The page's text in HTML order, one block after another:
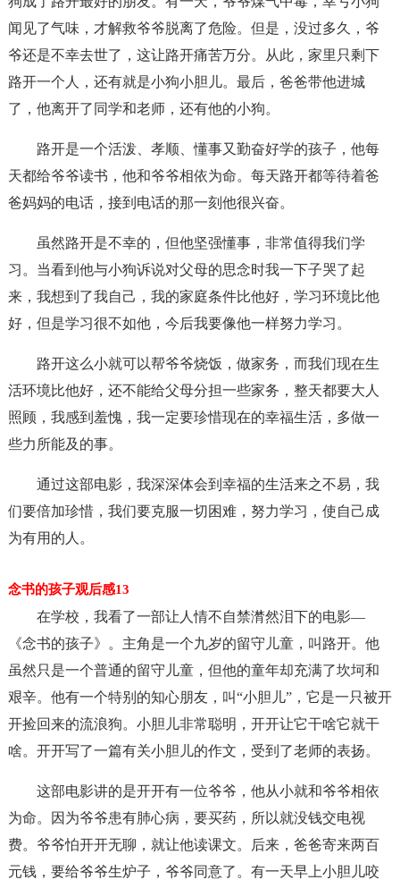
闻见了气味，才解救爷爷脱离了危险。但是，没过多久，爷
爷还是不幸去世了，这让路开痛苦万分。从此，家里只剩下
路开一个人，还有就是小狗小胆儿。最后，爸爸带他进城
了，他离开了同学和老师，还有他的小狗。
路开是一个活泼、孝顺、懂事又勤奋好学的孩子，他每
天都给爷爷读书，他和爷爷相依为命。每天路开都等待着爸
爸妈妈的电话，接到电话的那一刻他很兴奋。
虽然路开是不幸的，但他坚强懂事，非常值得我们学
习。当看到他与小狗诉说对父母的思念时我一下子哭了起
来，我想到了我自己，我的家庭条件比他好，学习环境比他
好，但是学习很不如他，今后我要像他一样努力学习。
路开这么小就可以帮爷爷烧饭，做家务，而我们现在生
活环境比他好，还不能给父母分担一些家务，整天都要大人
照顾，我感到羞愧，我一定要珍惜现在的幸福生活，多做一
些力所能及的事。
通过这部电影，我深深体会到幸福的生活来之不易，我
们要倍加珍惜，我们要克服一切困难，努力学习，使自己成
为有用的人。
念书的孩子观后感13
在学校，我看了一部让人情不自禁潸然泪下的电影—
《念书的孩子》。主角是一个九岁的留守儿童，叫路开。他
虽然只是一个普通的留守儿童，但他的童年却充满了坎坷和
艰辛。他有一个特别的知心朋友，叫“小胆儿”，它是一只被开
开捡回来的流浪狗。小胆儿非常聪明，开开让它干啥它就干
啥。开开写了一篇有关小胆儿的作文，受到了老师的表扬。
这部电影讲的是开开有一位爷爷，他从小就和爷爷相依
为命。因为爷爷患有肺心病，要买药，所以就没钱交电视
费。爷爷怕开开无聊，就让他读课文。后来，爸爸寄来两百
元钱，要给爷爷生炉子，爷爷同意了。有一天早上小胆儿咬